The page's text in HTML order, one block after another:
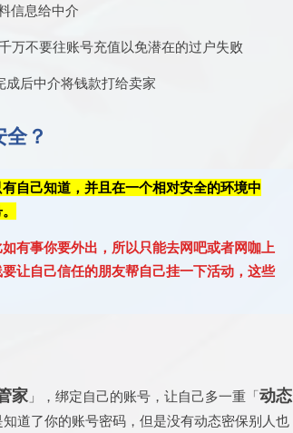
信息给中介
万不要往账号充值以免潜在的过户失败
后中介将钱款打给卖家
？
自己知道，并且在一个相对安全的环境中
有事你要外出，所以只能去网吧或者网咖上
让自己信任的朋友帮自己挂一下活动，这些
家 」，绑定自己的账号，让自己多一重「动态
道了你的账号密码，但是没有动态密保别人也